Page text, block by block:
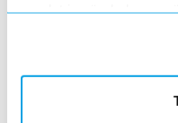
samlat in när du har
2022-03-03
har Elektroskandia
pågående affärsrelationer
Förändrade priser